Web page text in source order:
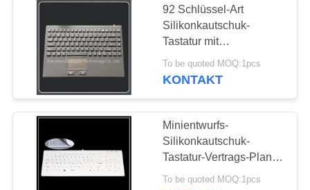
92 Schlüssel-Art
Silikonkautschuk-
Tastatur mit
Berührungsflächen-
Mäuseintegration
To be quoted MOQ:1pcs
KONTAKT
Minientwurfs-
Silikonkautschuk-
Tastatur-Vertrags-Plan-
wasserdichtes
To be quoted MOQ:1pcs